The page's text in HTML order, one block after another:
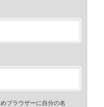
ブラウザーに自分の名